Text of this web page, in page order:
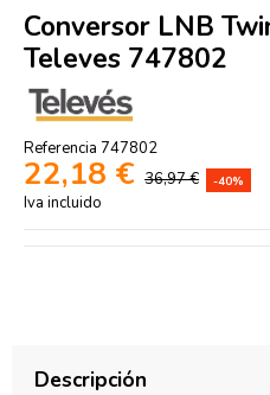
Conversor LNB
Televes 747802
Referencia 747802
22,18 € 36,97 € -40%
Iva incluido
Descripción